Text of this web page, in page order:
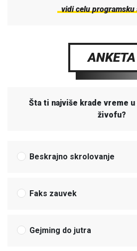
vidi celu programsku
ANKETA
Šta ti najviše krade vreme
živofu?
Beskrajno skrolovanje
Faks zauvek
Gejming do jutra